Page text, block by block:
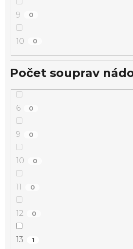
9 0
10 0
Počet souprav
6 0
9 0
10 0
11 0
12 0
13 1